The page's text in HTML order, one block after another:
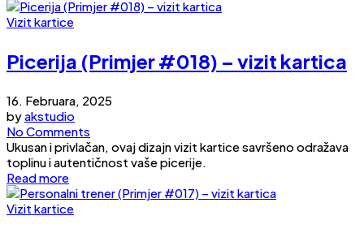
Vizit kartice
Picerija (Primjer #018) – vizit kartica
16. Februara, 2025
byakstudio
No Comments
Ukusan i privlačan, ovaj dizajn vizit kartice savršeno odražava
toplinu i autentičnost vaše picerije.
Read more
Vizit kartice